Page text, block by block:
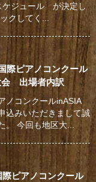
ジュール が決定し
クしてく...
際ピアノコンクール
会 出場者内訳
ノコンクールinASIA
みいただきまして誠
。 今回も地区大...
ピアノコンクール